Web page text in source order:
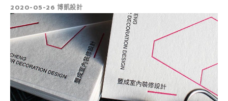
2020-05-26 博凱設計